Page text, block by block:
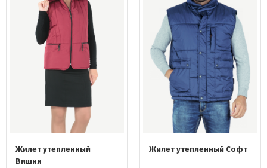
Жилет утепленный
Вишня
Жилет утепленный Софт